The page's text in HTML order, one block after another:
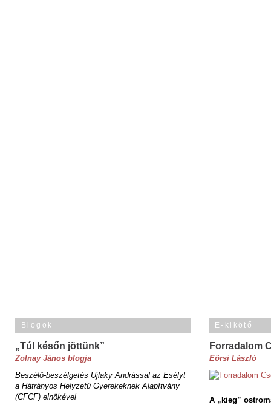
Blogok
„Túl későn jöttünk”
Zolnay János blogja
Beszélő-beszélgetés Ujlaky Andrással az Esélyt
a Hátrányos Helyzetű Gyerekeknek Alapítvány
(CFCF) elnökével
E-kikötő
Forradalom
Eörsi László
A „kieg”